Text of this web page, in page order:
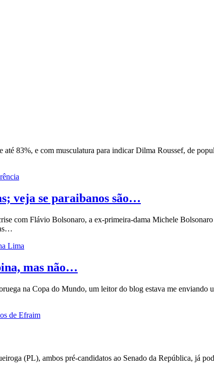
83%, e com musculatura para indicar Dilma Roussef, de
veja se paraibanos são…
com Flávio Bolsonaro, a ex-primeira-dama Michele
mas não…
na Copa do Mundo, um leitor do blog estava me enviando
(PL), ambos pré-candidatos ao Senado da República, já